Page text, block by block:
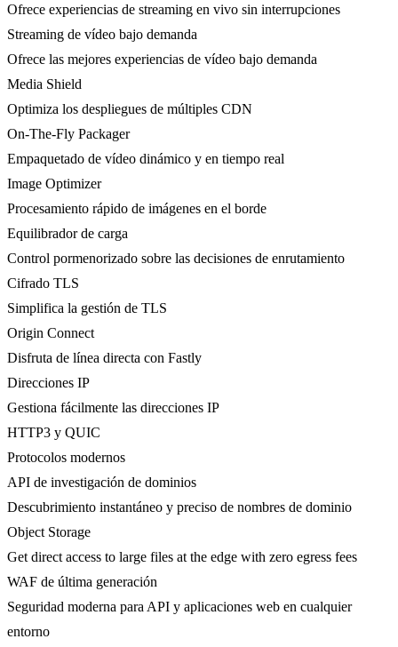
Ofrece experiencias de streaming en vivo sin interrupciones
Streaming de vídeo bajo demanda
Ofrece las mejores experiencias de vídeo bajo demanda
Media Shield
Optimiza los despliegues de múltiples CDN
On-The-Fly Packager
Empaquetado de vídeo dinámico y en tiempo real
Image Optimizer
Procesamiento rápido de imágenes en el borde
Equilibrador de carga
Control pormenorizado sobre las decisiones de enrutamiento
Cifrado TLS
Simplifica la gestión de TLS
Origin Connect
Disfruta de línea directa con Fastly
Direcciones IP
Gestiona fácilmente las direcciones IP
HTTP3 y QUIC
Protocolos modernos
API de investigación de dominios
Descubrimiento instantáneo y preciso de nombres de dominio
Object Storage
Get direct access to large files at the edge with zero egress fees
WAF de última generación
Seguridad moderna para API y aplicaciones web en cualquier
entorno